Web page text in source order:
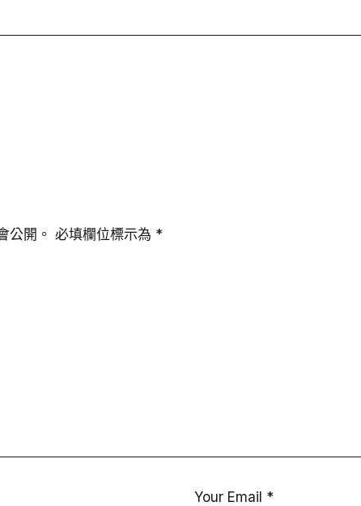
公開。 必填欄位標示為 *